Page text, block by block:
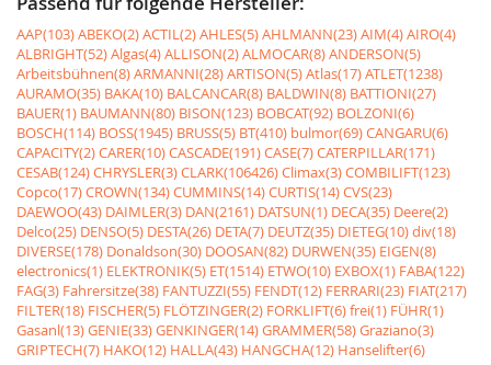
AAP(103)ABEKO(2)ACTIL(2)AHLES(5)AHLMANN(23)AIM(4)AIRO(4)
ALBRIGHT(52)Algas(4)ALLISON(2)ALMOCAR(8)ANDERSON(5)
Arbeitsbühnen(8)ARMANNI(28)ARTISON(5)Atlas(17)ATLET(1238)
AURAMO(35) BAKA(10) BALCANCAR(8) BALDWIN(8) BATTIONI(27)
BAUER(1) BAUMANN(80) BISON(123) BOBCAT(92) BOLZONI(6)
BOSCH(114) BOSS(1945) BRUSS(5) BT(410) bulmor(69)CANGARU(6)
CAPACITY(2)CARER(10)CASCADE(191)CASE(7)CATERPILLAR(171)
CESAB(124)CHRYSLER(3)CLARK(106426)Climax(3)COMBILIFT(123)
Copco(17)CROWN(134)CUMMINS(14)CURTIS(14)CVS(23)
DAEWOO(43) DAIMLER(3) DAN(2161) DATSUN(1) DECA(35) Deere(2)
Delco(25) DENSO(5) DESTA(26) DETA(7) DEUTZ(35) DIETEG(10)div(18)
DIVERSE(178) Donaldson(30) DOOSAN(82) DURWEN(35) EIGEN(8)
electronics(1) ELEKTRONIK(5) ET(1514) ETWO(10) EXBOX(1) FABA(122)
FAG(3) Fahrersitze(38) FANTUZZI(55) FENDT(12) FERRARI(23) FIAT(217)
FILTER(18) FISCHER(5) FLÖTZINGER(2) FORKLIFT(6)frei(1) FÜHR(1)
Gasanl(13)GENIE(33)GENKINGER(14)GRAMMER(58)Graziano(3)
GRIPTECH(7) HAKO(12) HALLA(43) HANGCHA(12) Hanselifter(6)